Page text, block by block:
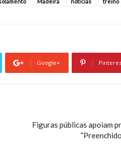
Google+
Figuras públicas apoiam